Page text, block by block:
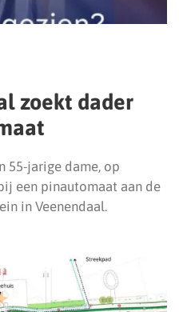
zoekt dader
55-jarige dame, op
een pinautomaat aan de
in Veenendaal.